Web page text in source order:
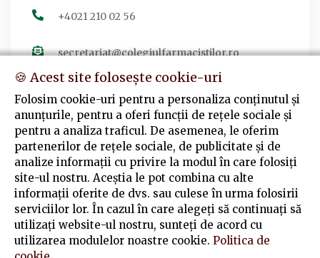
+4021 210 02 56
secretariat@colegiulfarmacistilor.ro
Urmărește-ne
Facebook
Colegiul Farmaciștilor din România
🍪 Acest site folosește cookie-uri
Folosim cookie-uri pentru a personaliza conținutul și
anunțurile, pentru a oferi funcții de rețele sociale și
pentru a analiza traficul. De asemenea, le oferim
partenerilor de rețele sociale, de publicitate și de
analize informații cu privire la modul în care folosiți
site-ul nostru. Aceștia le pot combina cu alte
informații oferite de dvs. sau culese în urma folosirii
serviciilor lor. În cazul în care alegeți să continuați să
utilizați website-ul nostru, sunteți de acord cu
utilizarea modulelor noastre cookie. Politica de